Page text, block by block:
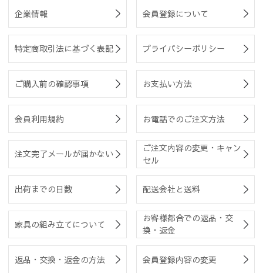
企業情報 会員登録について
特定商取引法に基づく表記 プライバシーポリシー
ご購入前の確認事項 お支払い方法
会員利用規約 お電話でのご注文方法
注文完了メールが届かない
ご注文内容の変更・キャン
セル
出荷までの日数 配送会社と送料
家具の組み立てについて
お客様都合での返品・交
換・返金
返品・交換・返金の方法 会員登録内容の変更